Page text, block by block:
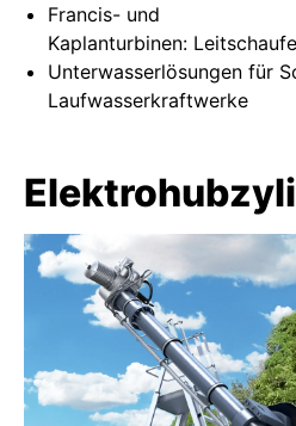
Francis- und
Kaplanturbinen:
Unterwasserlösungen für
Laufwasserkraftwerke